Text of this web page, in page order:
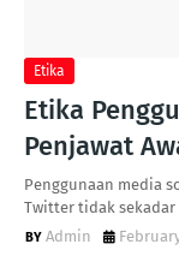
Etika
Etika
Penjawat
Penggunaan media
Twitter tidak
Admin